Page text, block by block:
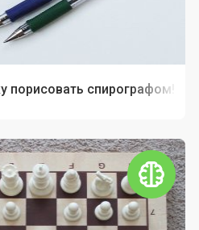
порисовать спирографом!